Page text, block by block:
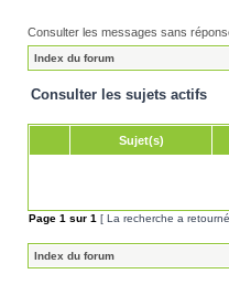
Consulter les messages sans
Index du forum
Consulter les sujets actifs
Sujet(s)
Page 1 sur 1 [ La recherche a
Index du forum